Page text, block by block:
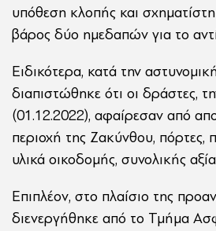
υπόθεση κλοπής και
βάρος δύο ημεδαπών για το
Ειδικότερα, κατά την
διαπιστώθηκε ότι οι δράστες,
(01.12.2022), αφαίρεσαν από
περιοχή της Ζακύνθου, πόρτες,
υλικά οικοδομής, συνολικής
Επιπλέον, στο πλαίσιο της
διενεργήθηκε από το Τμήμα